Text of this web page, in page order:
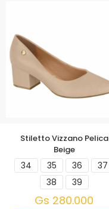
Stiletto Vizzano Pelica
Beige
34 35 36
37
38
39
Gs 280.000